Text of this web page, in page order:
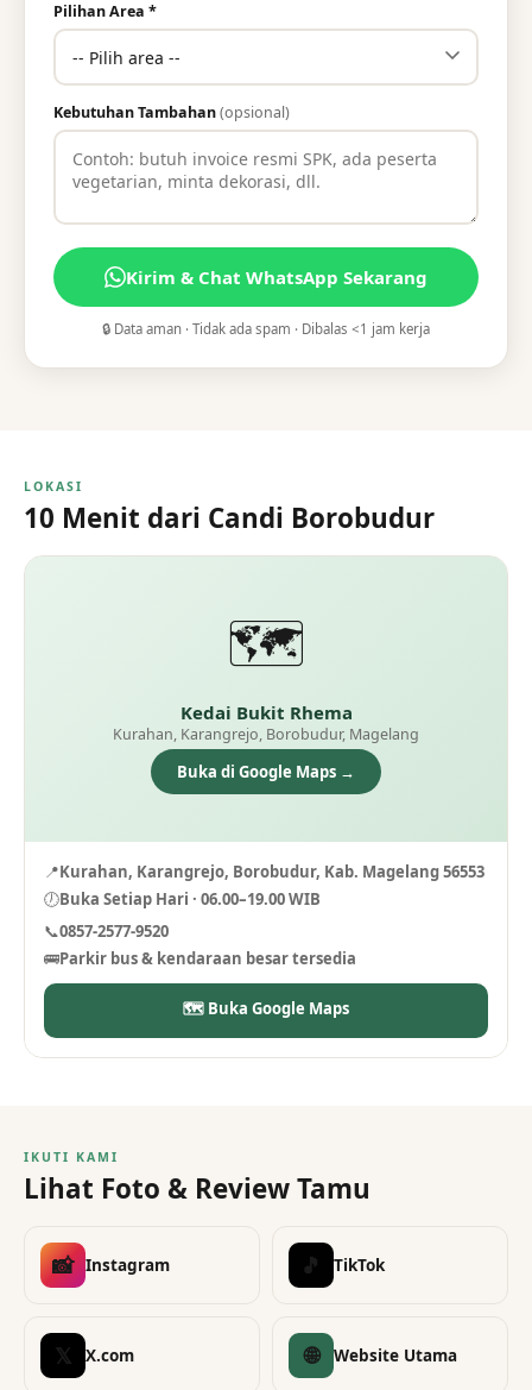
Pilihan Area *
Kebutuhan Tambahan(opsional)
Kirim & Chat WhatsApp Sekarang
🔒 Data aman · Tidak ada spam · Dibalas <1 jam kerja
LOKASI
10 Menit dari Candi Borobudur
🗺️
Kedai Bukit Rhema
Kurahan, Karangrejo, Borobudur, Magelang
Buka di Google Maps →
📍Kurahan, Karangrejo, Borobudur, Kab. Magelang 56553
🕖Buka Setiap Hari · 06.00–19.00 WIB
📞0857-2577-9520
🚌Parkir bus & kendaraan besar tersedia
🗺 Buka Google Maps
IKUTI KAMI
Lihat Foto & Review Tamu
📸 Instagram 🎵 TikTok
𝕏 X.com 🌐 Website Utama